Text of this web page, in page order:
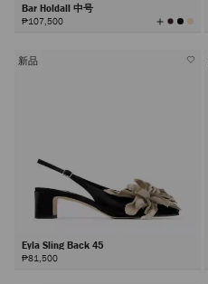
Bar Holdall 中号
₱107,500 查
看
新品
Eyla Sling Back 45
₱81,500